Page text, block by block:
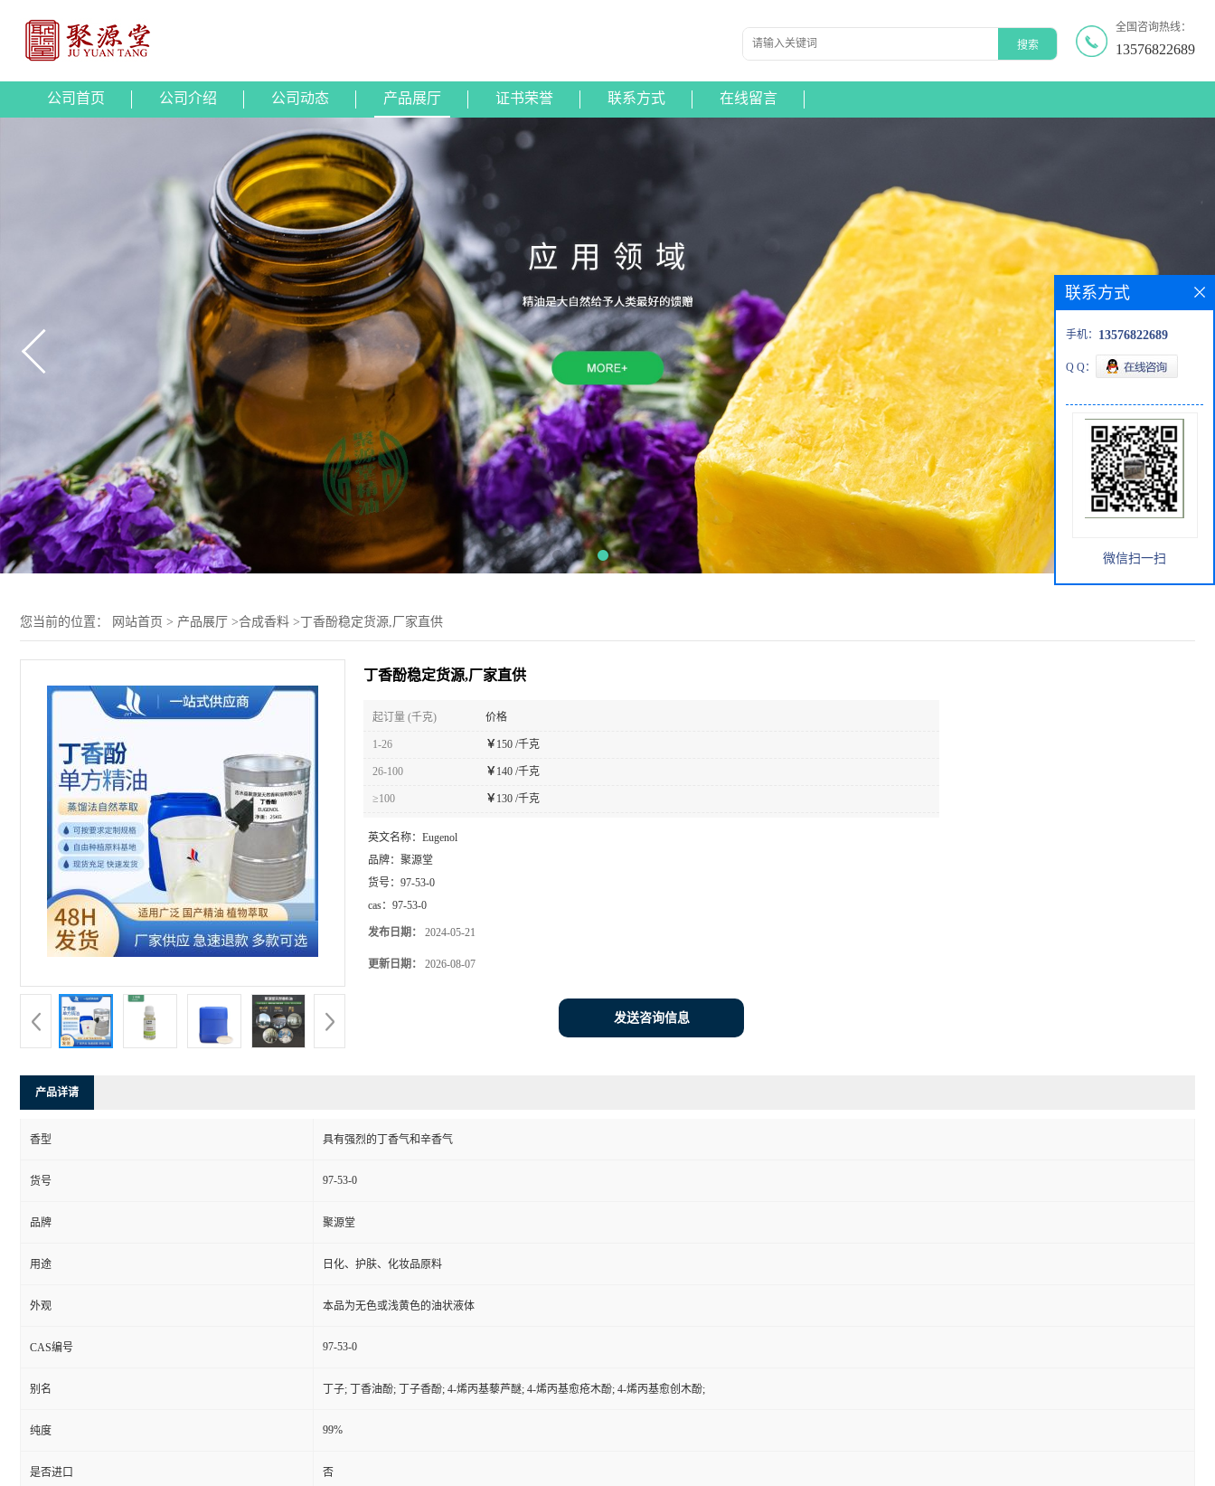
全国咨询热线：
13576822689
公司首页 公司介绍 公司动态 产品展厅 证书荣誉 联系方式 在线留言
您当前的位置： 网站首页 > 产品展厅 >合成香料 >丁香酚稳定货源,厂家直供
丁香酚稳定货源,厂家直供
起订量 (千克) 价格
1-26 ￥ 150 /千克
26-100 ￥ 140 /千克
≥100 ￥ 130 /千克
英文名称： Eugenol
品牌： 聚源堂
货号： 97-53-0
cas： 97-53-0
发布日期： 2024-05-21
更新日期： 2026-08-07
发送咨询信息
产品详请
香型 具有强烈的丁香气和辛香气
货号 97-53-0
品牌 聚源堂
用途 日化、护肤、化妆品原料
外观 本品为无色或浅黄色的油状液体
CAS编号 97-53-0
别名 丁子; 丁香油酚; 丁子香酚; 4-烯丙基藜芦醚; 4-烯丙基愈疮木酚; 4-烯丙基愈创木酚;
纯度 99%
是否进口 否
联系方式
手机： 13576822689
Q Q：
微信扫一扫